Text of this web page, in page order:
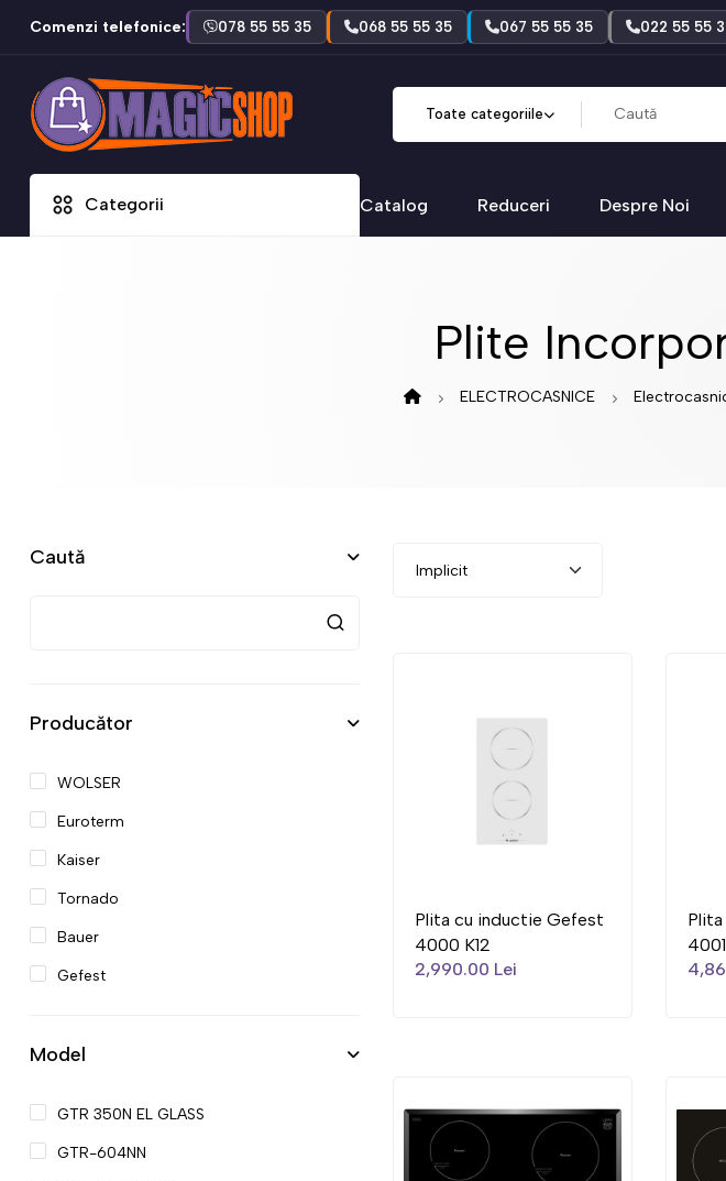
Comenzi telefonice: 078 55 55 35 068 55 55 35 067 55 55 35 022 55 55
Toate categoriile
Categorii Catalog Reduceri Despre Noi
Plite
ELECTROCASNICE
Caută
Producător
WOLSER
Euroterm
Kaiser
Tornado
Bauer
Gefest
Model
GTR 350N EL GLASS
GTR-604NN
Plita cu inductie Gefest
4000 K12
2,990.00 Lei
4001